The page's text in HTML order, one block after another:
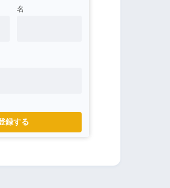
名
録する